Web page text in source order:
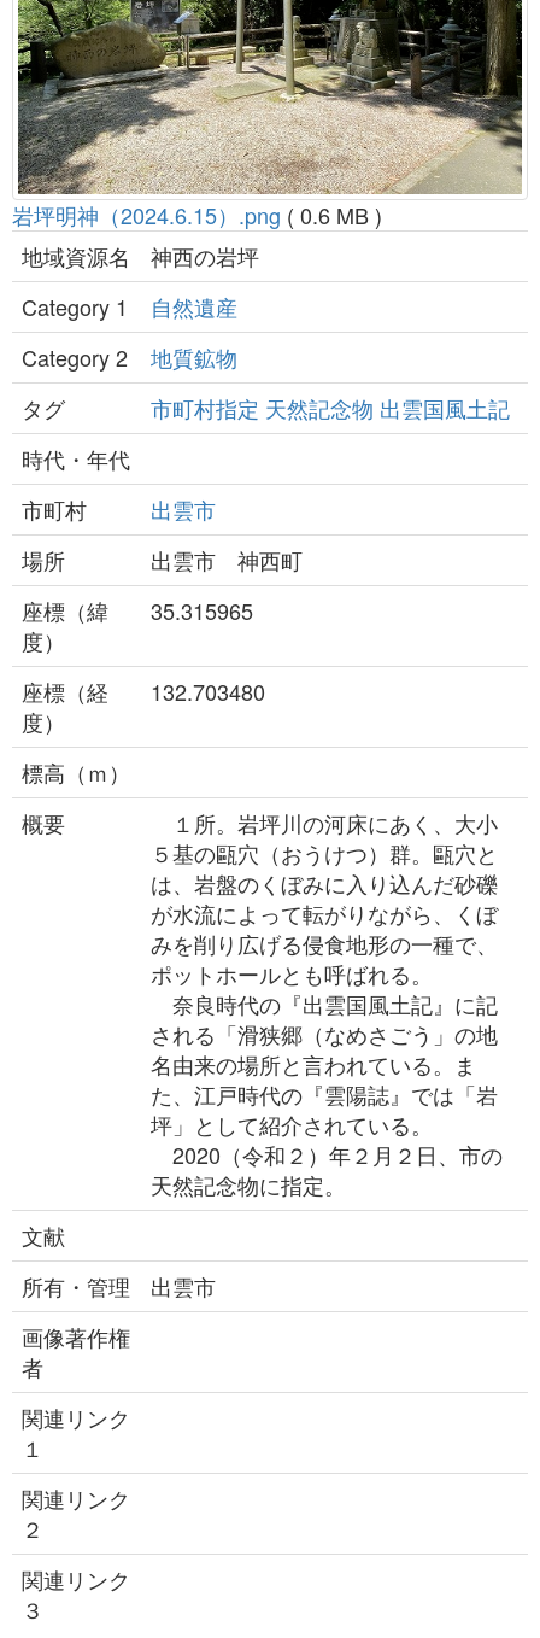
岩坪明神（2024.6.15）.png ( 0.6 MB )
地域資源名
神西の岩坪
Category 1
自然遺産
Category 2
地質鉱物
タグ
市町村指定 天然記念物 出雲国風土記
時代・年代
市町村
出雲市
場所
出雲市 神西町
座標（緯
度）
35.315965
座標（経
度）
132.703480
標高（ｍ）
概要
１所。岩坪川の河床にあく、大小
５基の甌穴（おうけつ）群。甌穴と
は、岩盤のくぼみに入り込んだ砂礫
が水流によって転がりながら、くぼ
みを削り広げる侵食地形の一種で、
ポットホールとも呼ばれる。
奈良時代の『出雲国風土記』に記
される「滑狭郷（なめさごう」の地
名由来の場所と言われている。ま
た、江戸時代の『雲陽誌』では「岩
坪」として紹介されている。
2020（令和２）年２月２日、市の
天然記念物に指定。
文献
所有・管理
出雲市
画像著作権
者
関連リンク
１
関連リンク
２
関連リンク
３